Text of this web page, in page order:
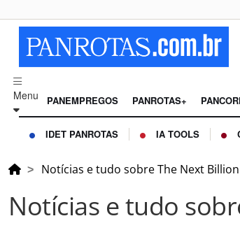
Menu PANEMPREGOS PANROTAS+
IDET PANROTAS IA TOOLS
Notícias e tudo sobre The Next
Notícias e tudo